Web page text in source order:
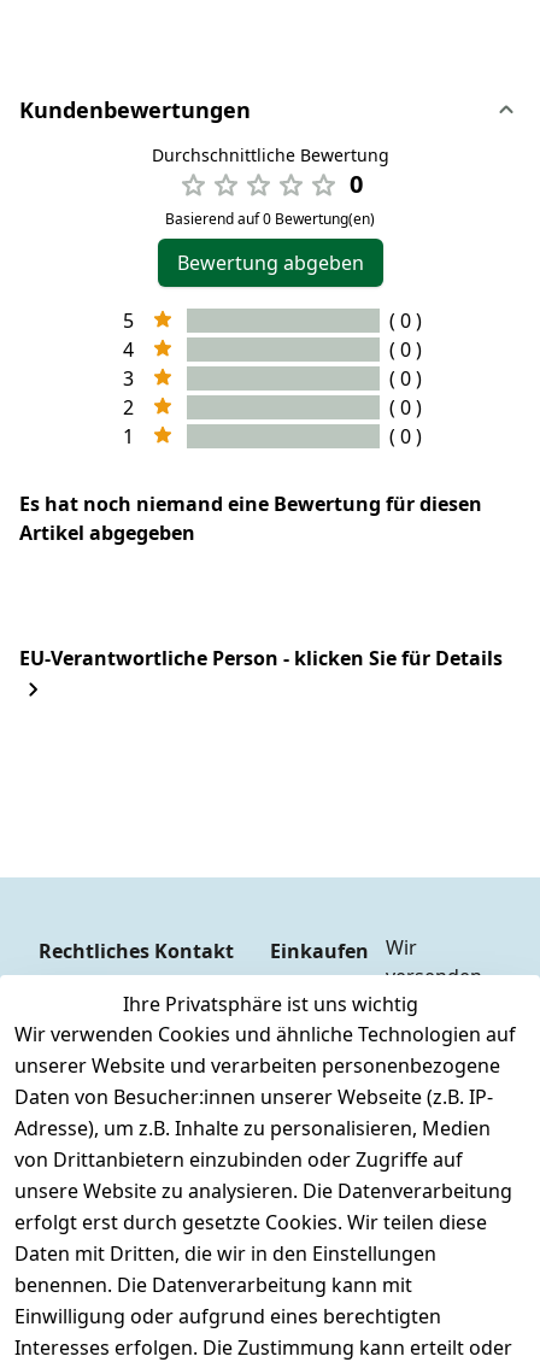
Kundenbewertungen
Durchschnittliche Bewertung
0
Basierend auf 0 Bewertung(en)
Bewertung abgeben
5
( 0 )
4
( 0 )
3
( 0 )
2
( 0 )
1
( 0 )
Es hat noch niemand eine Bewertung für diesen
Artikel abgegeben
EU-Verantwortliche Person - klicken Sie für Details
Ihre Privatsphäre ist uns wichtig
Wir verwenden Cookies und ähnliche Technologien auf
unserer Website und verarbeiten personenbezogene
Daten von Besucher:innen unserer Webseite (z.B. IP-
Adresse), um z.B. Inhalte zu personalisieren, Medien
von Drittanbietern einzubinden oder Zugriffe auf
unsere Website zu analysieren. Die Datenverarbeitung
erfolgt erst durch gesetzte Cookies. Wir teilen diese
Daten mit Dritten, die wir in den Einstellungen
benennen. Die Datenverarbeitung kann mit
Einwilligung oder aufgrund eines berechtigten
Interesses erfolgen. Die Zustimmung kann erteilt oder
Rechtliches
Impressum
Datenschutze
rklärung
Barrierefreihe
itserklärung
Widerrufsrec
ht
Kontakt
Registrieren
Einkaufen
arten
Versandk
osten
Hilfe
Batteriee
ntsorgun
g
Märklin
Insider
Club
Unser
Ladenges
Wir
versenden
weltweit mit
DHL
Zahlen Sie
bequem per
Vorkasse
Barzahlu
Abholung
PayPal /
Kreditkar
te